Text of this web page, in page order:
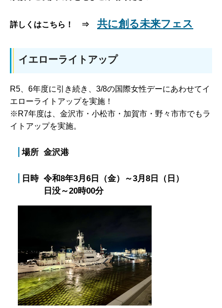
詳しくはこちら！ ⇒ 共に創る未来フェス
イエローライトアップ
R5、6年度に引き続き、3/8の国際女性デーにあわせてイ
エローライトアップを実施！
※R7年度は、金沢市・小松市・加賀市・野々市市でもラ
イトアップを実施。
場所 金沢港
日時 令和8年3月6日（金）～3月8日（日）
日没～20時00分